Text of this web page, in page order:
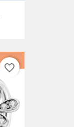
favorite_border